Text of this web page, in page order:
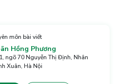
môn bài viết
Hồng Phương
ngõ 70 Nguyễn Thị Định, Nhân
Xuân, Hà Nội